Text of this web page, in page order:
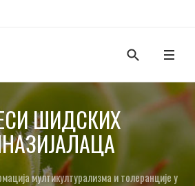
ШИДСКИХ
мултикултурализма и толеранције у